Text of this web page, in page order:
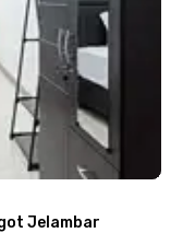
Jelambar